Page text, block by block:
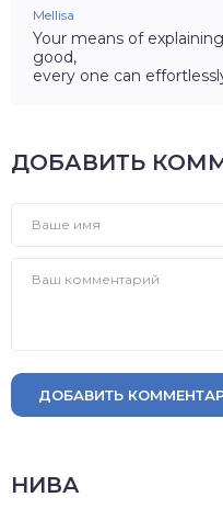
Mellisa
Your means of
good,
every one can
ДОБАВИТЬ
ДОБАВИТЬ
НИВА